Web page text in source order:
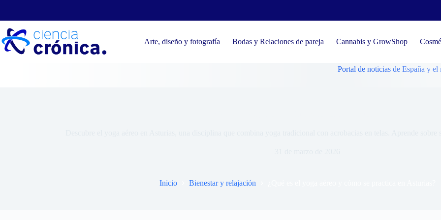
contenido
Arte, diseño y fotografía Bodas y Relaciones de pareja Cannabis y GrowShop
Portal de noticias de España y el
Inicio Bienestar y relajación